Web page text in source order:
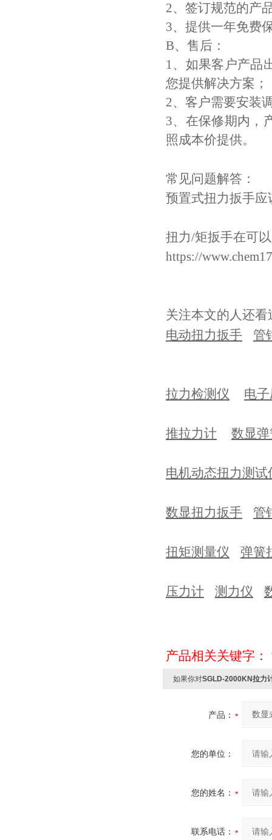
2、签订规范的产
3、提供一年免费
B、售后：
1、如果客户产品
您提供解决方案；
2、客户需要安装
3、在保修期内，
照成本价提供。
常见问题解答：
预置式扭力扳手应
扭力/矩扳手在可
https://
关注本文的人还
电动扭力扳手
管
拉力检测仪 电
推拉力计 数显
电机动态扭力测试
数显扭力扳手 管
扭矩测量仪 弹簧
压力计 测力仪
产品相关关键字：
如果你对SGLD-2000KN拉力
产品：
您的单位：
您的姓名：
联系电话：